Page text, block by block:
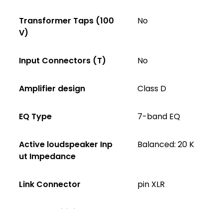
Transformer Taps (100
V)
No
Input Connectors (T) No
Amplifier design Class D
EQ Type 7-band EQ
Active loudspeaker Inp
ut Impedance
Balanced: 20 K
Link Connector pin XLR